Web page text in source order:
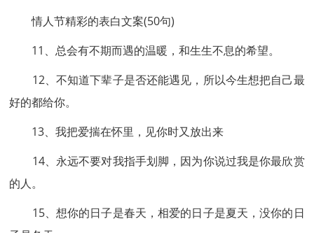
情人节精彩的表白文案(50句)
11、总会有不期而遇的温暖，和生生不息的希望。
12、不知道下辈子是否还能遇见，所以今生想把自己最
好的都给你。
13、我把爱揣在怀里，见你时又放出来
14、永远不要对我指手划脚，因为你说过我是你最欣赏
的人。
15、想你的日子是春天，相爱的日子是夏天，没你的日